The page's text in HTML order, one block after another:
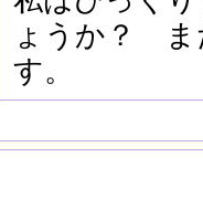
ょうか？ ま
す。